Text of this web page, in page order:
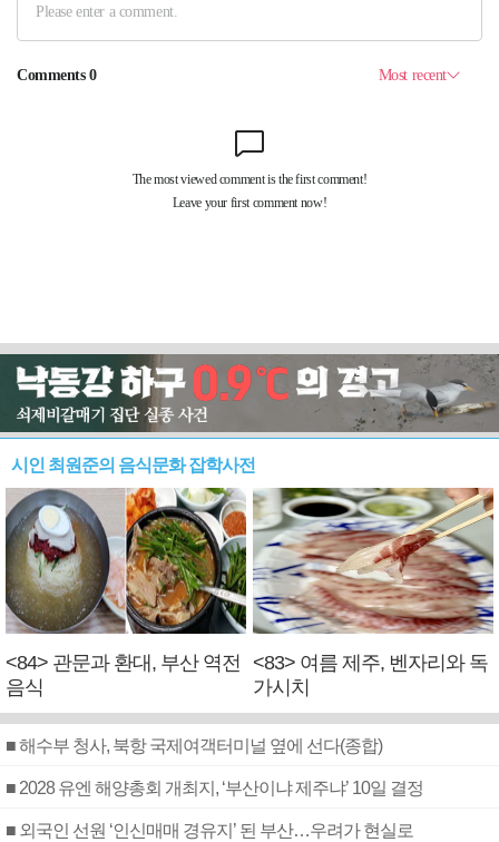
시인 최원준의 음식문화 잡학사전
<84> 관문과 환대, 부산 역전
음식
<83> 여름 제주, 벤자리와 독
가시치
■ 해수부 청사, 북항 국제여객터미널 옆에 선다(종합)
■ 2028 유엔 해양총회 개최지, ‘부산이냐 제주냐’ 10일 결정
■ 외국인 선원 ‘인신매매 경유지’ 된 부산…우려가 현실로